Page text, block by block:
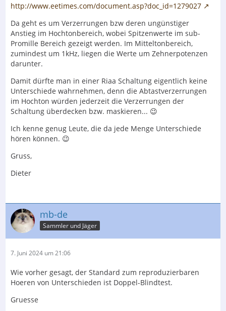
http://www.eetimes.com/document.asp?doc_id=1279027
Da geht es um Verzerrungen bzw deren ungünstiger
Anstieg im Hochtonbereich, wobei Spitzenwerte im sub-
Promille Bereich gezeigt werden. Im Mitteltonbereich,
zumindest um 1kHz, liegen die Werte um Zehnerpotenzen
darunter.
Damit dürfte man in einer Riaa Schaltung eigentlich keine
Unterschiede wahrnehmen, denn die Abtastverzerrungen
im Hochton würden jederzeit die Verzerrungen der
Schaltung überdecken bzw. maskieren... 😉
Ich kenne genug Leute, die da jede Menge Unterschiede
hören können. 😉
Gruss,
Dieter
mb-de
Sammler und Jäger
7. Juni 2024 um 21:06
Wie vorher gesagt, der Standard zum reproduzierbaren
Hoeren von Unterschieden ist Doppel-Blindtest.
Gruesse